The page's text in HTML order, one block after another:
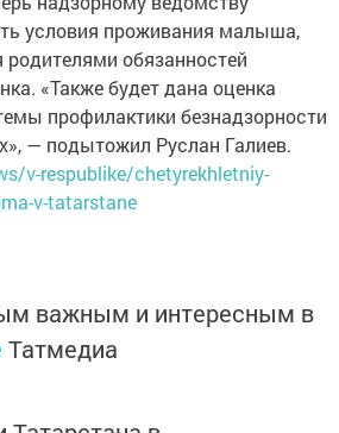
условия проживания малыша,
обязанностей
«Также будет дана оценка
профилактики безнадзорности
— подытожил Руслан Галиев.
v-respublike/chetyrekhletniy-
v-tatarstane
Татмедиа
Татарстана в